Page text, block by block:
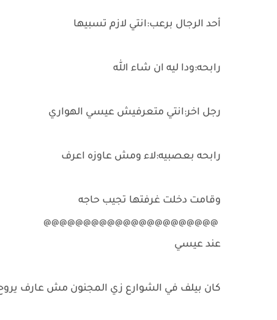
أحد الرجال برعب:انتي لازم تسبيها
رابحه:ودا ليه ان شاء الله
رجل اخر:انتي متعرفيش عيسي الهواري
رابحه بعصبيه:لاء ومش عاوزه اعرف
وقامت دخلت غرفتها تجيب حاجه
@@@@@@@@@@@@@@@@@@@@@@
عند عيسي
كان بيلف في الشوارع زي المجنون مش عارف